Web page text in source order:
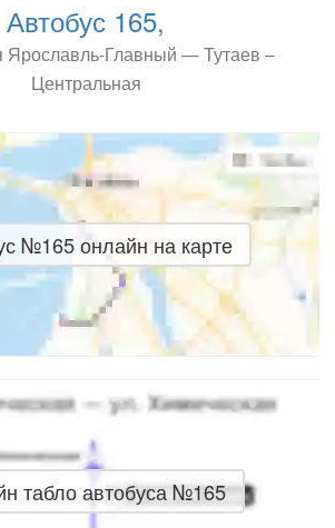
Автобус 165,
Ярославль-Главный — Тутаев –
Центральная
№165 онлайн на карте
табло автобуса №165